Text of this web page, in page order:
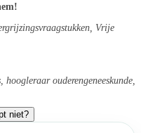
Vrije
ouderengeneeskunde,
niet?